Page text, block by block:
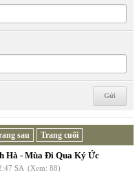
sau Trang cuối
Hà - Mùa Đi Qua Ký Ức
SA (Xem: 88)